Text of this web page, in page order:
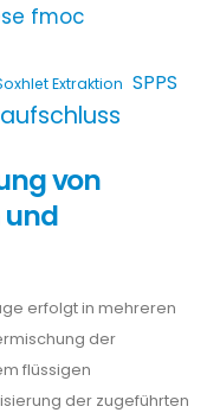
fmoc
Extraktion SPPS
von
erfolgt in mehreren
der
flüssigen
der zugeführten